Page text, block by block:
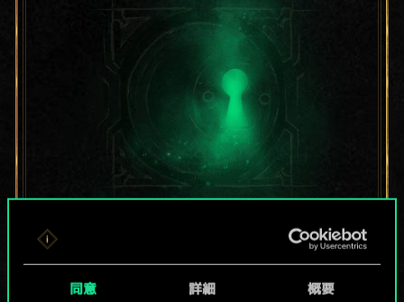
同意 詳細 概要
現在はまだこれし
か共有デッキがあ